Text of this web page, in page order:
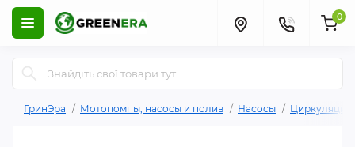
0
ГринЭра Мотопомпы, насосы и полив Насосы